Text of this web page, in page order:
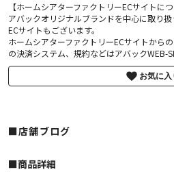
【ホームシアターファクトリーECサイトにつ
アバックオリジナルブランドを中心に取り
ECサイトもございます。
ホームシアターファクトリーECサイトから
の決済システム、規約などはアバックWEB-
お気に入
■店舗ブログ
■︎商品詳細